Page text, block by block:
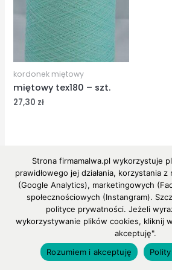
kordonek miętowy
miętowy tex180 – szt.
27,30 zł
Copyright © 2026
Powered by
Strona firmamalwa.pl wykorzystuje
prawidłowego jej działania, korzystania
(Google Analytics), marketingowych
społecznościowych (Instangram).
polityce prywatności. Jeżeli
wykorzystywanie plików cookies, kliknij
akceptuję".
Rozumiem i akceptuję